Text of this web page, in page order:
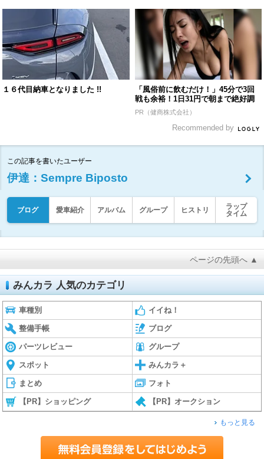
１６代目納車となりました !!
「風俗前に飲むだけ！」45分で3回
戦も余裕！1日31円で朝まで絶好調
PR（健商株式会社）
Recommended by
この記事を書いたユーザー
伊達：Sempre Biposto
ブログ 愛車紹介 アルバム グループ ヒストリ
ラップ
タイム
ページの先頭へ ▲
みんカラ 人気のカテゴリ
車種別 イイね！
整備手帳 ブログ
パーツレビュー グループ
スポット みんカラ＋
まとめ フォト
【PR】ショッピング 【PR】オークション
もっと見る